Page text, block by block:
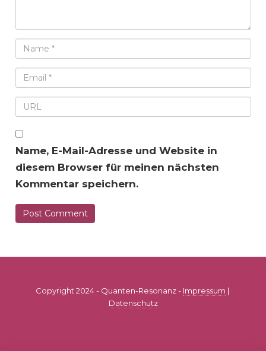
Name, E-Mail-Adresse und Website in
diesem Browser für meinen nächsten
Kommentar speichern.
Copyright 2024 - Quanten-Resonanz - Impressum |
Datenschutz